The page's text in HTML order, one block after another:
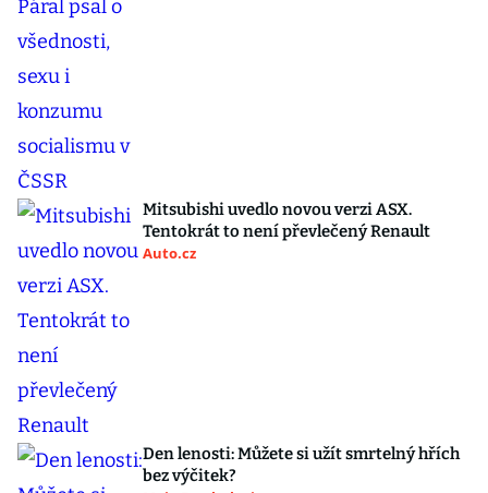
Mitsubishi uvedlo novou verzi ASX.
Tentokrát to není převlečený Renault
Auto.cz
Den lenosti: Můžete si užít smrtelný hřích
bez výčitek?